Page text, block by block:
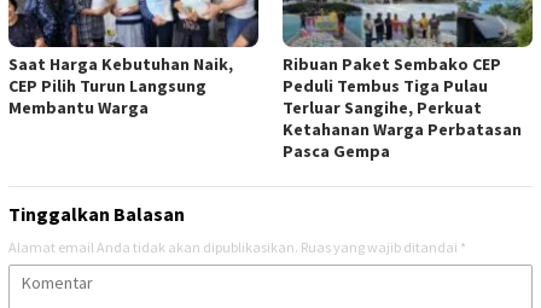
Saat Harga Kebutuhan Naik,
CEP Pilih Turun Langsung
Membantu Warga
Ribuan Paket Sembako CEP
Peduli Tembus Tiga Pulau
Terluar Sangihe, Perkuat
Ketahanan Warga Perbatasan
Pasca Gempa
Tinggalkan Balasan
Alamat email Anda tidak akan dipublikasikan. Ruas yang wajib ditandai *